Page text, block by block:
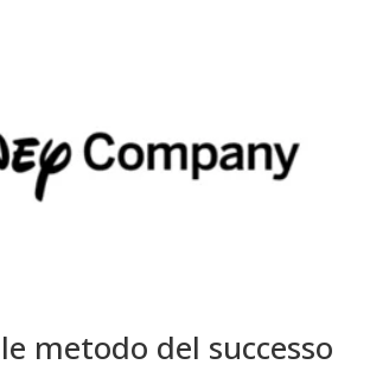
metodo del successo